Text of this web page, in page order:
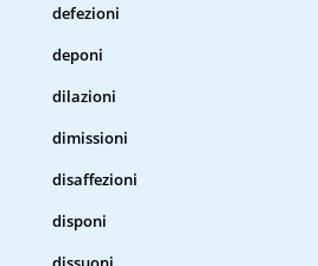
defezioni
deponi
dilazioni
dimissioni
disaffezioni
disponi